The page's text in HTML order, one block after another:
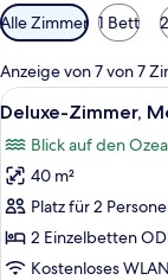
Verfügbare
Filter
für
Zimmer
Alle Zimmer 1 Bett
Anzeige von 7 von 7
Alle
Fotos
für
Deluxe-
Zimmer,
Meerblick
anzeigen
4
Deluxe-Zimmer,
Blick auf den
40 m²
Platz für 2
2 Einzelbetten
Kostenloses WLAN